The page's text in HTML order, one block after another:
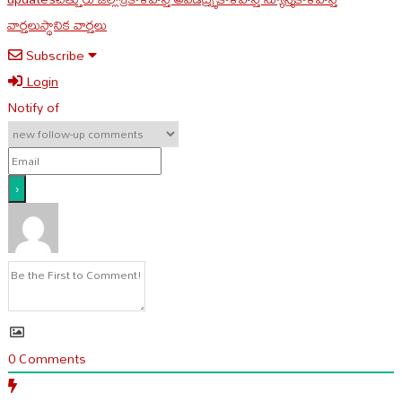
వార్తలుస్థానిక వార్తలు
Subscribe
Login
Notify of
0Comments